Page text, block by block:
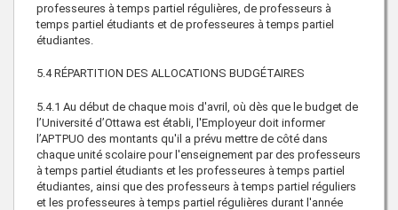
professeures à temps partiel régulières, de professeurs à
temps partiel étudiants et de professeures à temps partiel
étudiantes.
5.4 RÉPARTITION DES ALLOCATIONS BUDGÉTAIRES
5.4.1 Au début de chaque mois d'avril, où dès que le budget de
l’Université d’Ottawa est établi, l'Employeur doit informer
l’APTPUO des montants qu'il a prévu mettre de côté dans
chaque unité scolaire pour l'enseignement par des professeurs
à temps partiel étudiants et les professeures à temps partiel
étudiantes, ainsi que des professeurs à temps partiel réguliers
et les professeures à temps partiel régulières durant l'année